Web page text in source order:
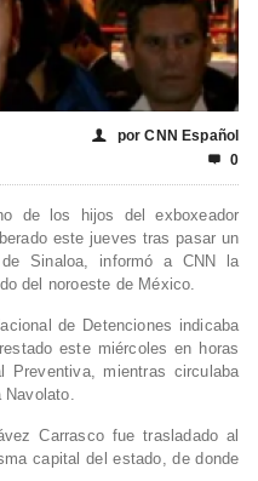
👤 por CNN Español
 0
de los hijos del exboxeador
este jueves tras pasar un
Sinaloa, informó a CNN la
del noroeste de México.
de Detenciones indicaba
este miércoles en horas
mientras circulaba
Navolato.
Carrasco fue trasladado al
capital del estado, de donde